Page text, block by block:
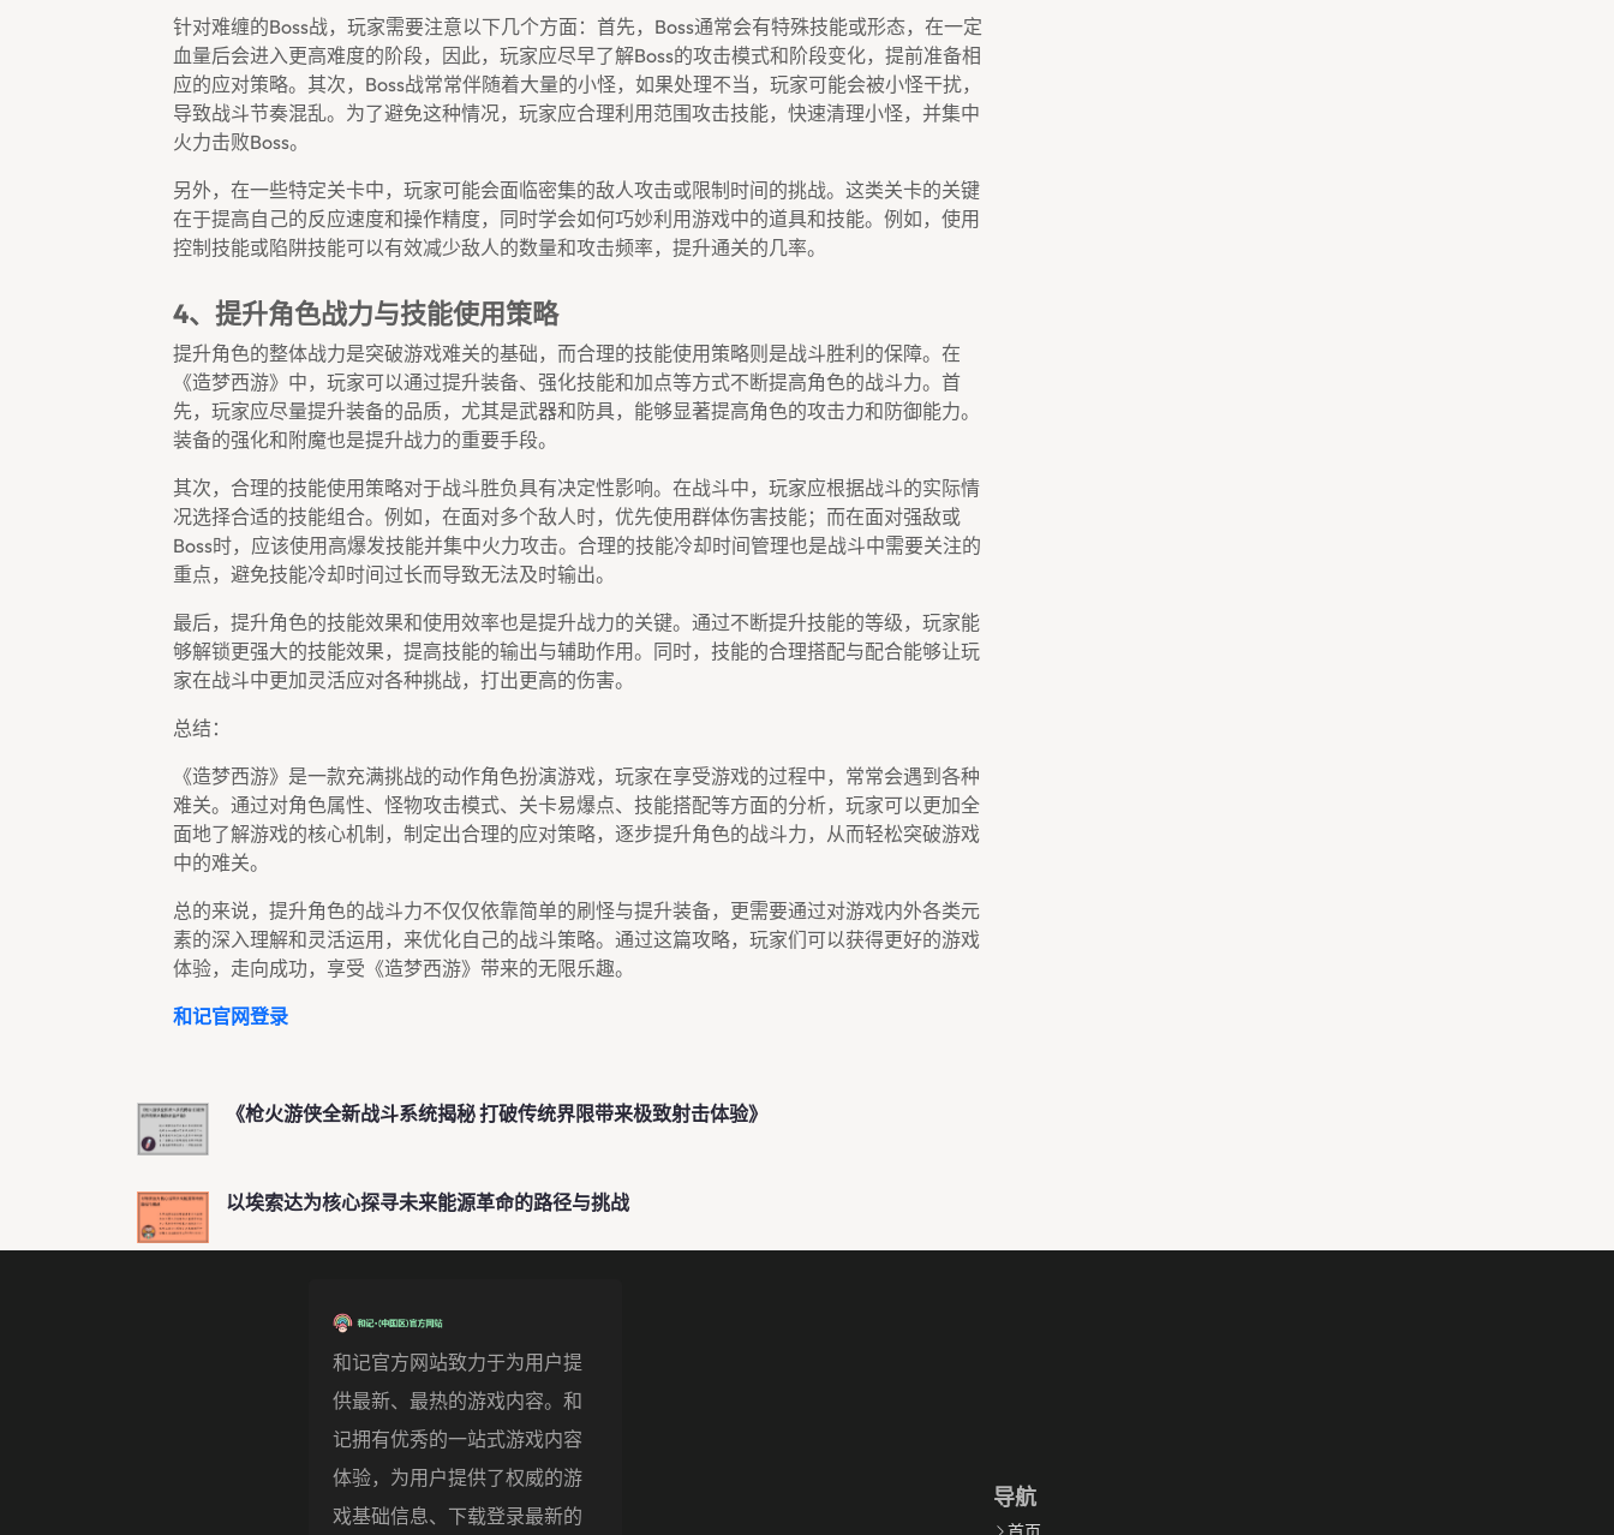
针对难缠的boss战，玩家需要注意以下几个方面：首先，boss通常会有特殊技能或形态，在一定
血量后会进入更高难度的阶段，因此，玩家应尽早了解boss的攻击模式和阶段变化，提前准备相
应的应对策略。其次，boss战常常伴随着大量的小怪，如果处理不当，玩家可能会被小怪干扰，
导致战斗节奏混乱。为了避免这种情况，玩家应合理利用范围攻击技能，快速清理小怪，并集中
火力击败boss。
另外，在一些特定关卡中，玩家可能会面临密集的敌人攻击或限制时间的挑战。这类关卡的关键
在于提高自己的反应速度和操作精度，同时学会如何巧妙利用游戏中的道具和技能。例如，使用
控制技能或陷阱技能可以有效减少敌人的数量和攻击频率，提升通关的几率。
4、提升角色战力与技能使用策略
提升角色的整体战力是突破游戏难关的基础，而合理的技能使用策略则是战斗胜利的保障。在
《造梦西游》中，玩家可以通过提升装备、强化技能和加点等方式不断提高角色的战斗力。首
先，玩家应尽量提升装备的品质，尤其是武器和防具，能够显著提高角色的攻击力和防御能力。
装备的强化和附魔也是提升战力的重要手段。
其次，合理的技能使用策略对于战斗胜负具有决定性影响。在战斗中，玩家应根据战斗的实际情
况选择合适的技能组合。例如，在面对多个敌人时，优先使用群体伤害技能；而在面对强敌或
Boss时，应该使用高爆发技能并集中火力攻击。合理的技能冷却时间管理也是战斗中需要关注的
重点，避免技能冷却时间过长而导致无法及时输出。
最后，提升角色的技能效果和使用效率也是提升战力的关键。通过不断提升技能的等级，玩家能
够解锁更强大的技能效果，提高技能的输出与辅助作用。同时，技能的合理搭配与配合能够让玩
家在战斗中更加灵活应对各种挑战，打出更高的伤害。
总结：
《造梦西游》是一款充满挑战的动作角色扮演游戏，玩家在享受游戏的过程中，常常会遇到各种
难关。通过对角色属性、怪物攻击模式、关卡易爆点、技能搭配等方面的分析，玩家可以更加全
面地了解游戏的核心机制，制定出合理的应对策略，逐步提升角色的战斗力，从而轻松突破游戏
中的难关。
总的来说，提升角色的战斗力不仅仅依靠简单的刷怪与提升装备，更需要通过对游戏内外各类元
素的深入理解和灵活运用，来优化自己的战斗策略。通过这篇攻略，玩家们可以获得更好的游戏
体验，走向成功，享受《造梦西游》带来的无限乐趣。
和记官网登录
《枪火游侠全新战斗系统揭秘 打破传统界限带来极致射击体验》
以埃索达为核心探寻未来能源革命的路径与挑战
和记官方网站致力于为用户提
供最新、最热的游戏内容。和
记拥有优秀的一站式游戏内容
体验，为用户提供了权威的游
戏基础信息、下载登录最新的
导航